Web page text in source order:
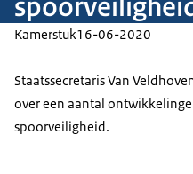
Kamerstuk16-06-2020
Staatssecretaris Van
over een aantal
spoorveiligheid.